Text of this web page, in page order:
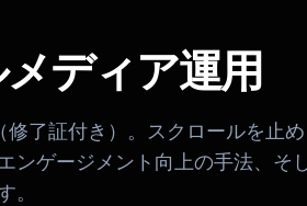
ディア運用
了証付き）。スクロールを止
ンゲージメント向上の手法、そ
。